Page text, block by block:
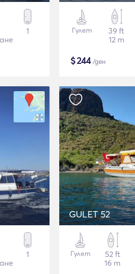
1 Гулет
39 ft
12 m
$244/ден
1
GULET 52
Гулет
52 ft
16 m